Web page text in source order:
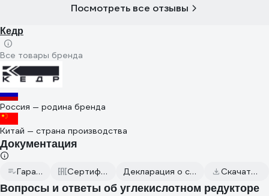
Посмотреть все отзывы
Кедр
Все товары бренда
Россия — родина бренда
Китай — страна производства
Документация
Гарантийный талон Сертификаты соответствия Декларация о соответствии от 2023.06.06 Скачать всю документацию
Вопросы и ответы об углекислотном редукторе